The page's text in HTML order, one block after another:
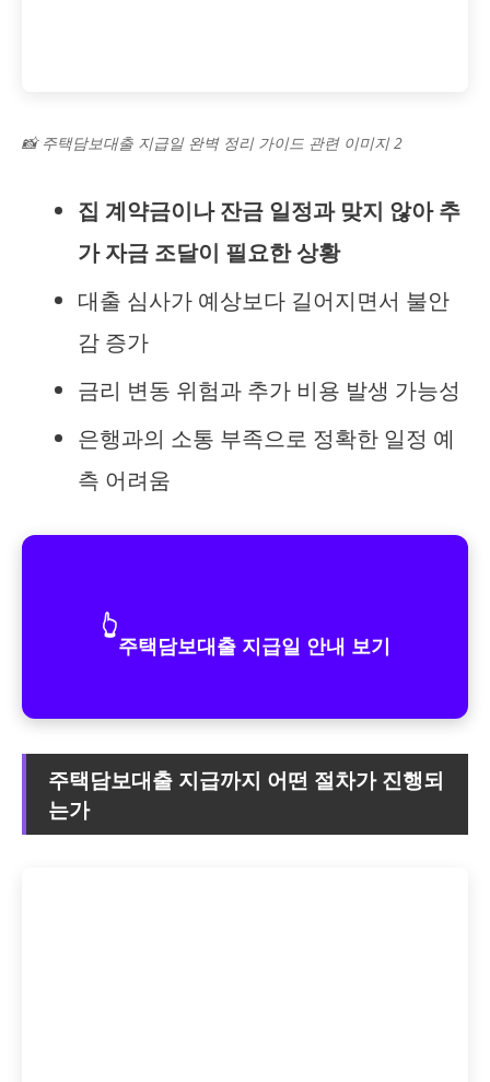
📸 주택담보대출 지급일 완벽 정리 가이드 관련 이미지 2
집 계약금이나 잔금 일정과 맞지 않아 추
가 자금 조달이 필요한 상황
대출 심사가 예상보다 길어지면서 불안
감 증가
금리 변동 위험과 추가 비용 발생 가능성
은행과의 소통 부족으로 정확한 일정 예
측 어려움
👆
주택담보대출 지급일 안내 보기
주택담보대출 지급까지 어떤 절차가 진행되
는가